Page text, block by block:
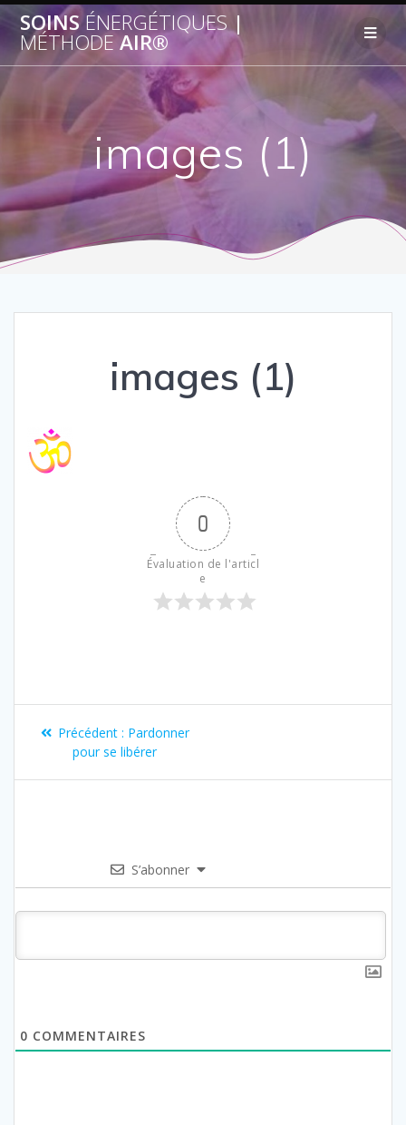
SOINSÉNERGÉTIQUES|
MÉTHODEAIR®
images (1)
images (1)
0
Évaluation de l'articl
e
Précédent : Pardonner
pour se libérer
S’abonner
0 COMMENTAIRES